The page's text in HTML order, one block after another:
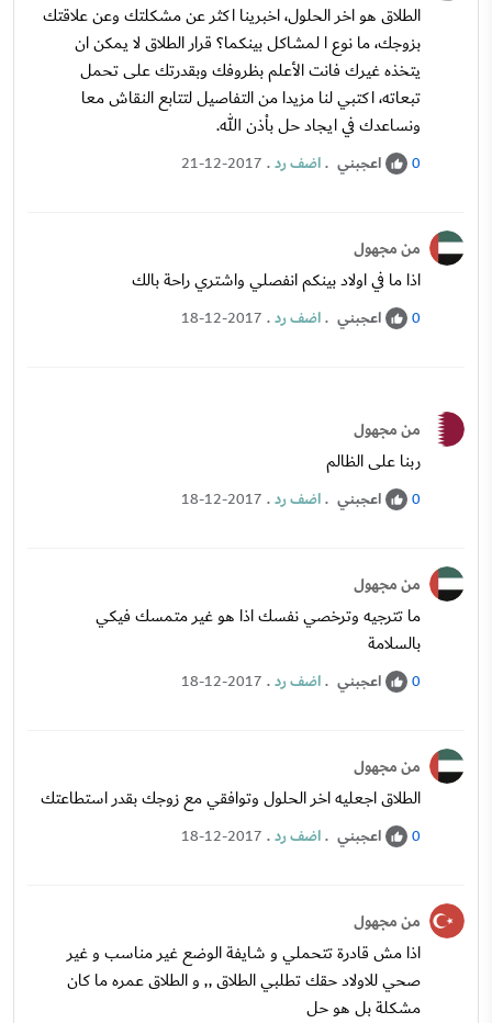
الطلاق هو اخر الحلول، اخبرينا اكثر عن مشكلتك وعن علاقتك
بزوجك، ما نوع ا لمشاكل بينكما؟ قرار الطلاق لا يمكن ان
يتخذه غيرك فانت الأعلم بظروفك وبقدرتك على تحمل
تبعاته، اكتبي لنا مزيدا من التفاصيل لتتابع النقاش معا
ونساعدك في ايجاد حل باْذن الله.
0 اعجبني .اضف رد.
21-12-2017
من مجهول
اذا ما في اولاد بينكم انفصلي واشتري راحة بالك
0 اعجبني .اضف رد.
18-12-2017
من مجهول
ربنا على الظالم
0 اعجبني .اضف رد.
18-12-2017
من مجهول
ما تترجيه وترخصي نفسك اذا هو غير متمسك فيكي
بالسلامة
0 اعجبني .اضف رد.
18-12-2017
من مجهول
الطلاق اجعليه اخر الحلول وتوافقي مع زوجك بقدر استطاعتك
0 اعجبني .اضف رد.
18-12-2017
من مجهول
اذا مش قادرة تتحملي و شايفة الوضع غير مناسب و غير
صحي للاولاد حقك تطلبي الطلاق ,, و الطلاق عمره ما كان
مشكلة بل هو حل